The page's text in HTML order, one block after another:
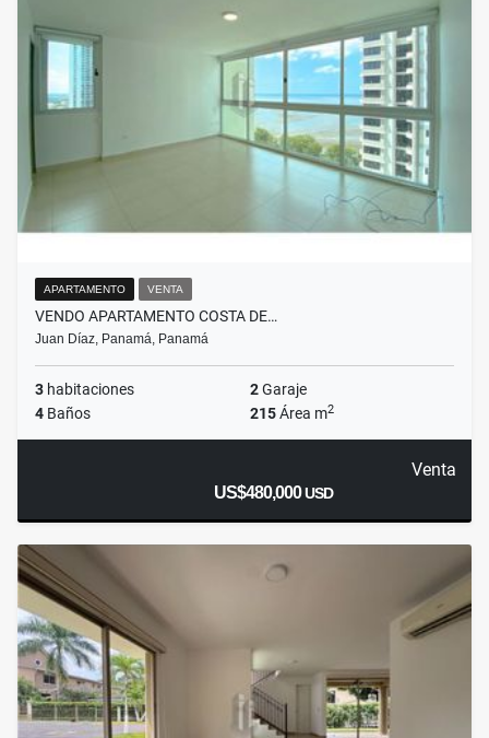
APARTAMENTO VENTA
VENDO APARTAMENTO COSTA DE…
Juan Díaz, Panamá, Panamá
3 habitaciones 2Garaje
4 Baños 215Área m2
Venta
US$480,000USD